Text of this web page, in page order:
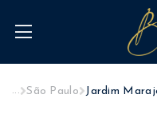
... São Paulo Jardim